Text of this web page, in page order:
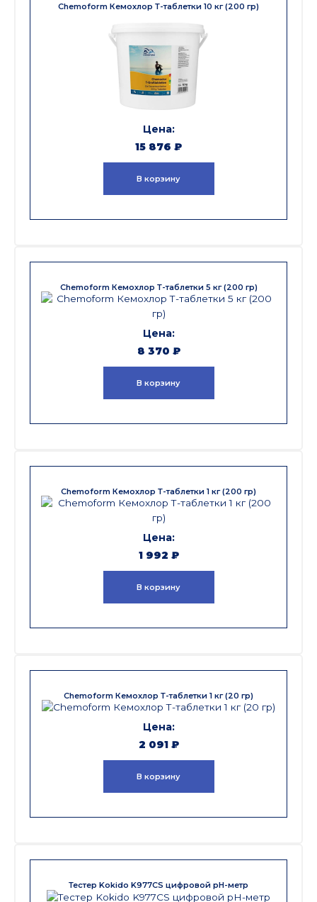
Chemoform Кемохлор Т-таблетки 10 кг (200 гр)
15 876 ₽
В корзину
Chemoform Кемохлор Т-таблетки 5 кг (200 гр)
8 370 ₽
В корзину
Chemoform Кемохлор Т-таблетки 1 кг (200 гр)
1 992 ₽
В корзину
Chemoform Кемохлор Т-таблетки 1 кг (20 гр)
2 091 ₽
В корзину
Тестер Kokido K977CS цифровой рН-метр